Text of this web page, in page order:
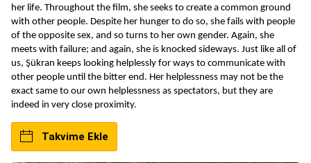
her life. Throughout the film, she seeks to create a common ground
with other people. Despite her hunger to do so, she fails with people
of the opposite sex, and so turns to her own gender. Again, she
meets with failure; and again, she is knocked sideways. Just like all of
us, Şükran keeps looking helplessly for ways to communicate with
other people until the bitter end. Her helplessness may not be the
exact same to our own helplessness as spectators, but they are
indeed in very close proximity.
Takvime Ekle